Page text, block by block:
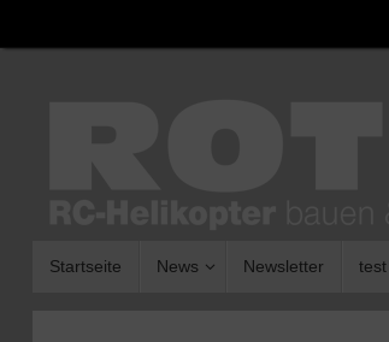
Inhalt
Startseite News Newsletter